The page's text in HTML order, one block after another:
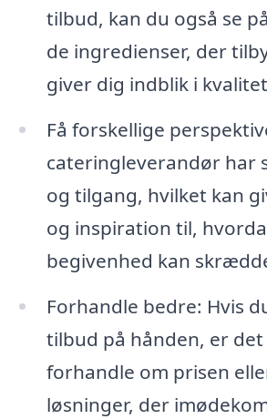
tilbud, kan du også se
de ingredienser, der
giver dig indblik i
Få forskellige
cateringleverandør har
og tilgang, hvilket kan
og inspiration til,
begivenhed kan
Forhandle bedre: Hvis
tilbud på hånden, er
forhandle om prisen
løsninger, der